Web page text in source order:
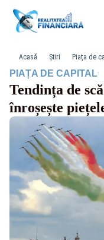
Acasă Știri Piața de
PIAȚA DE CAPITAL·
Tendința de
înroșește